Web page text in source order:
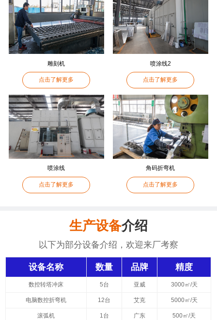
雕刻机
点击了解更多
喷涂线2
点击了解更多
喷涂线
点击了解更多
角码折弯机
点击了解更多
生产设备介绍
以下为部分设备介绍，欢迎来厂考察
设备名称 数量 品牌 精度
数控转塔冲床 5台 亚威 3000㎡/天
电脑数控折弯机 12台 艾克 5000㎡/天
滚弧机 1台 广东 500㎡/天